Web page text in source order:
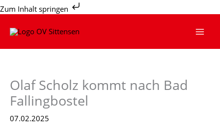
Zum Inhalt springen
Zum
Inhalt
Olaf Scholz kommt nach Bad
Fallingbostel
07.02.2025